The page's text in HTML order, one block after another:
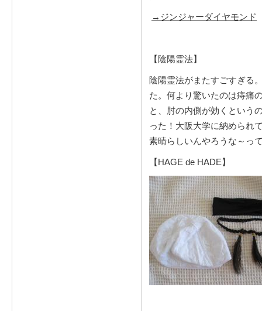
→ジンジャーダイヤモンド
【陰陽霊法】
陰陽霊法がまたすごすぎる
た。何より驚いたのは痔痛
と、肘の内側が効くという
った！大阪大学に納められ
素晴らしいんやろうな～っ
【HAGE de HADE】